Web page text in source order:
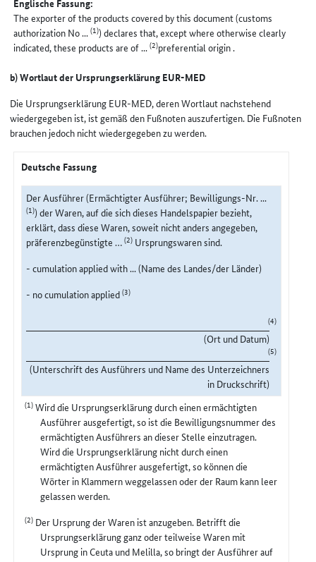
Englische Fassung:
The exporter of the products covered by this document (customs
authorization No ...(1)) declares that, except where otherwise clearly
indicated, these products are of ...(2)preferential origin .
b) Wortlaut der Ursprungserklärung EUR-MED
Die Ursprungserklärung EUR-MED, deren Wortlaut nachstehend
wiedergegeben ist, ist gemäß den Fußnoten auszufertigen. Die Fußnoten
brauchen jedoch nicht wiedergegeben zu werden.
Deutsche Fassung
Der Ausführer (Ermächtigter Ausführer; Bewilligungs-Nr. ...
(1)) der Waren, auf die sich dieses Handelspapier bezieht,
erklärt, dass diese Waren, soweit nicht anders angegeben,
präferenzbegünstigte …(2) Ursprungswaren sind.
- cumulation applied with ... (Name des Landes/der Länder)
- no cumulation applied(3)
(4)
(Ort und Datum)
(5)
(Unterschrift des Ausführers und Name des Unterzeichners
in Druckschrift)
(1)Wird die Ursprungserklärung durch einen ermächtigten
Ausführer ausgefertigt, so ist die Bewilligungsnummer des
ermächtigten Ausführers an dieser Stelle einzutragen.
Wird die Ursprungserklärung nicht durch einen
ermächtigten Ausführer ausgefertigt, so können die
Wörter in Klammern weggelassen oder der Raum kann leer
gelassen werden.
(2) Der Ursprung der Waren ist anzugeben. Betrifft die
Ursprungserklärung ganz oder teilweise Waren mit
Ursprung in Ceuta und Melilla, so bringt der Ausführer auf